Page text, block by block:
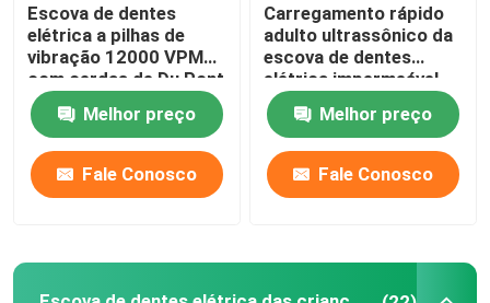
Escova de dentes elétrica das crianças
Sonic Electric Toothbrush
Escova de dentes elétrica esperta
Escova de dentes
elétrica a pilhas de
vibração 12000 VPM
com cerdas de Du Pont
Melhor preço
Fale Conosco
Carregamento rápido
adulto ultrassônico da
escova de dentes
elétrica impermeável
com os 4 modos
Melhor preço
Fale Conosco